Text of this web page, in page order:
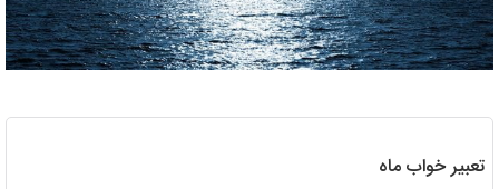
تعبیر خواب ماه